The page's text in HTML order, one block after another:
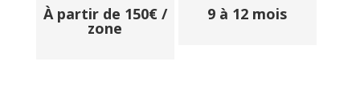
À partir de 150€ /
zone
9 à 12 mois